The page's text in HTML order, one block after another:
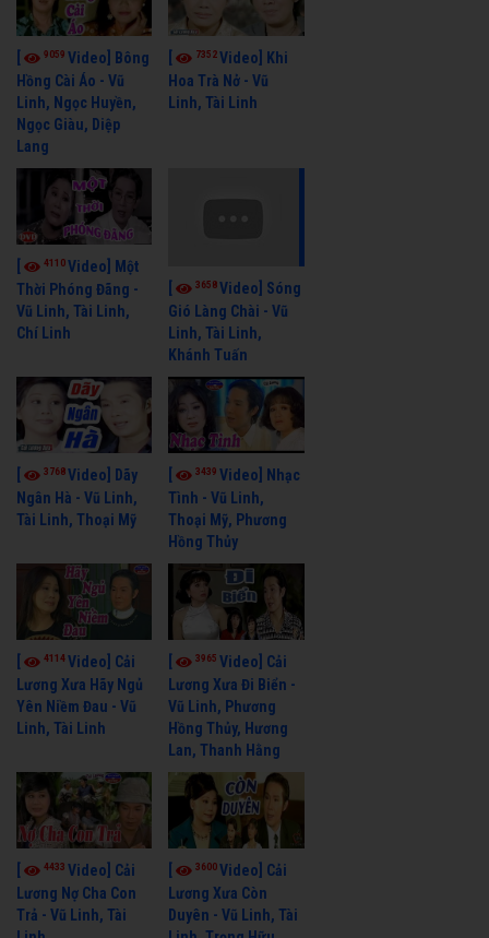
9059 Video] Bông
Hồng Cài Áo - Vũ
Linh, Ngọc Huyền,
Ngọc Giàu, Diệp
Lang
7352Video] Khi
Hoa Trà Nở - Vũ
Linh, Tài Linh
4110Video] Một
Thời Phóng Đãng -
Vũ Linh, Tài Linh,
Chí Linh
3658Video] Sóng
Gió Làng Chài - Vũ
Linh, Tài Linh,
Khánh Tuấn
3768Video] Dãy
Ngân Hà - Vũ Linh,
Tài Linh, Thoại Mỹ
3439Video] Nhạc
Tình - Vũ Linh,
Thoại Mỹ, Phương
Hồng Thủy
4114Video] Cải
Lương Xưa Hãy Ngủ
Yên Niềm Đau - Vũ
Linh, Tài Linh
3965Video] Cải
Lương Xưa Đi Biển -
Vũ Linh, Phương
Hồng Thủy, Hương
Lan, Thanh Hằng
4433 Video] Cải
Lương Nợ Cha Con
Trả - Vũ Linh, Tài
3600Video] Cải
Lương Xưa Còn
Duyên - Vũ Linh, Tài